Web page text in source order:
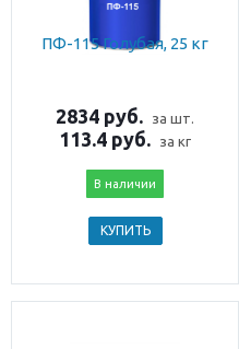
ПФ-115 Голубая, 25 кг
2834 руб. за шт.
113.4 руб. за кг
В наличии
КУПИТЬ